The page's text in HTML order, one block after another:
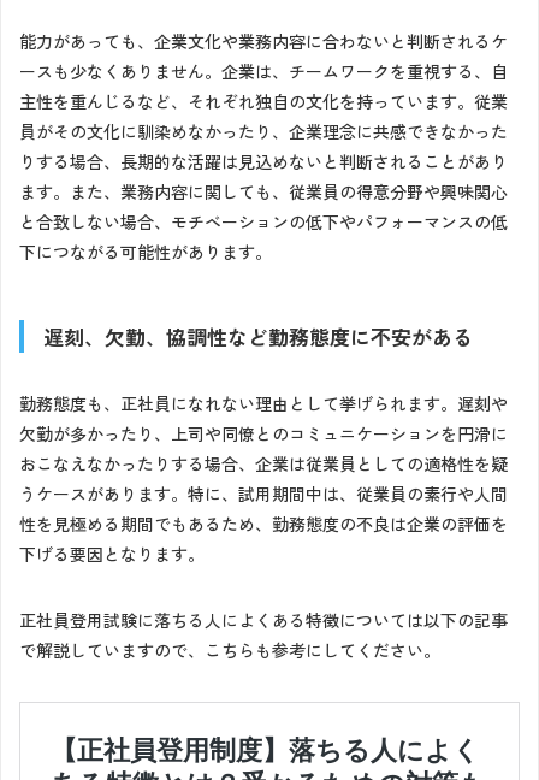
能力があっても、企業文化や業務内容に合わないと判断されるケ
ースも少なくありません。企業は、チームワークを重視する、自
主性を重んじるなど、それぞれ独自の文化を持っています。従業
員がその文化に馴染めなかったり、企業理念に共感できなかった
りする場合、長期的な活躍は見込めないと判断されることがあり
ます。また、業務内容に関しても、従業員の得意分野や興味関心
と合致しない場合、モチベーションの低下やパフォーマンスの低
下につながる可能性があります。
遅刻、欠勤、協調性など勤務態度に不安がある
勤務態度も、正社員になれない理由として挙げられます。遅刻や
欠勤が多かったり、上司や同僚とのコミュニケーションを円滑に
おこなえなかったりする場合、企業は従業員としての適格性を疑
うケースがあります。特に、試用期間中は、従業員の素行や人間
性を見極める期間でもあるため、勤務態度の不良は企業の評価を
下げる要因となります。
正社員登用試験に落ちる人によくある特徴については以下の記事
で解説していますので、こちらも参考にしてください。